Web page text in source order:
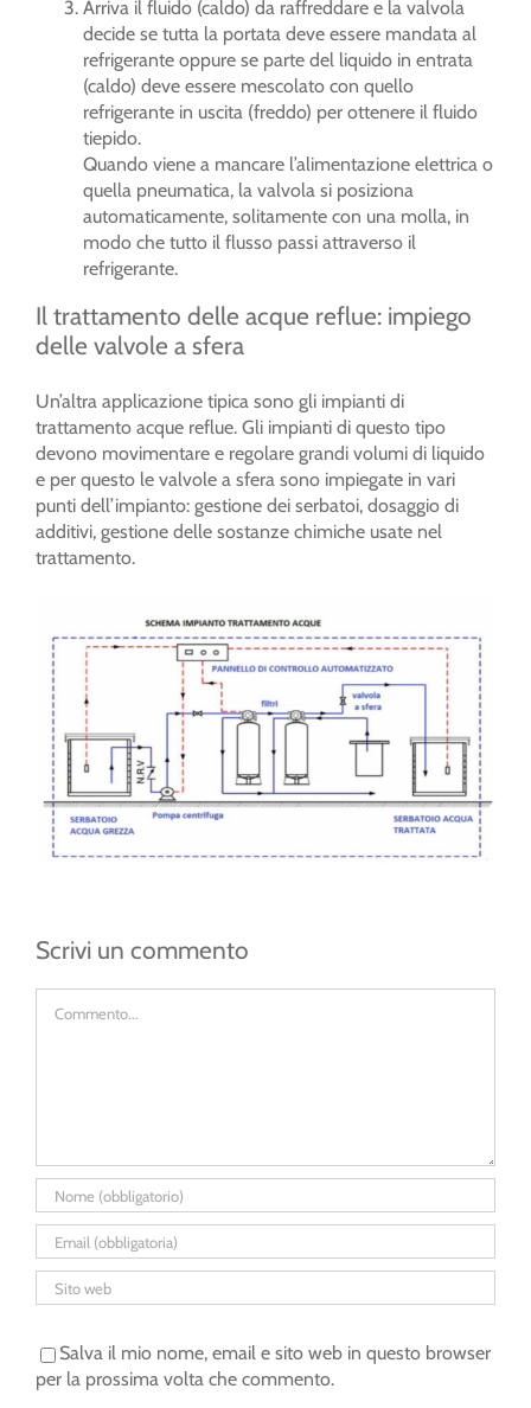
Arriva il fluido (caldo) da raffreddare e la valvola
decide se tutta la portata deve essere mandata al
refrigerante oppure se parte del liquido in entrata
(caldo) deve essere mescolato con quello
refrigerante in uscita (freddo) per ottenere il fluido
tiepido.
Quando viene a mancare l’alimentazione elettrica o
quella pneumatica, la valvola si posiziona
automaticamente, solitamente con una molla, in
modo che tutto il flusso passi attraverso il
refrigerante.
Il trattamento delle acque reflue: impiego
delle valvole a sfera
Un’altra applicazione tipica sono gli impianti di
trattamento acque reflue. Gli impianti di questo tipo
devono movimentare e regolare grandi volumi di liquido
e per questo le valvole a sfera sono impiegate in vari
punti dell’impianto: gestione dei serbatoi, dosaggio di
additivi, gestione delle sostanze chimiche usate nel
trattamento.
Scrivi un commento
Salva il mio nome, email e sito web in questo browser
per la prossima volta che commento.